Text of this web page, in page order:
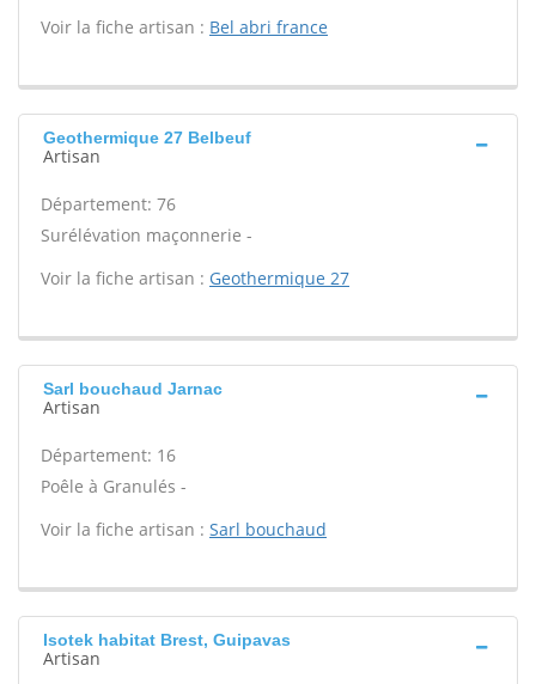
Voir la fiche artisan : Bel abri france
Geothermique 27 Belbeuf
Artisan
Département: 76
Surélévation maçonnerie -
Voir la fiche artisan : Geothermique 27
Sarl bouchaud Jarnac
Artisan
Département: 16
Poêle à Granulés -
Voir la fiche artisan : Sarl bouchaud
Isotek habitat Brest, Guipavas
Artisan